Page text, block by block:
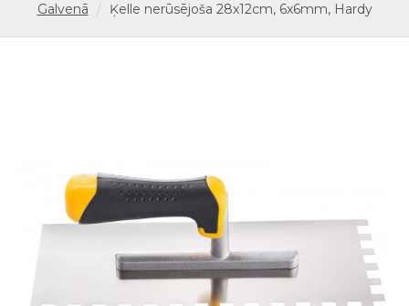
Galvenā Ķelle nerūsējoša 28x12cm, 6x6mm, Hardy